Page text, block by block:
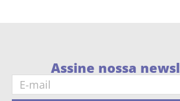
Assine nossa